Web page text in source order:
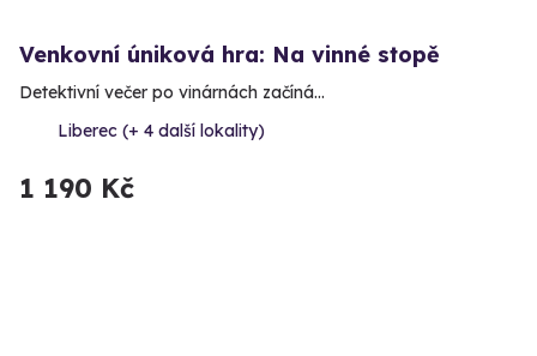
Venkovní úniková hra: Na vinné stopě
Detektivní večer po vinárnách začíná…
Liberec (+ 4 další lokality)
1 190 Kč